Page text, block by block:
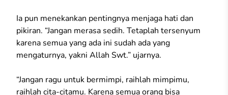
Ia pun menekankan pentingnya menjaga hati dan
pikiran. “Jangan merasa sedih. Tetaplah tersenyum
karena semua yang ada ini sudah ada yang
mengaturnya, yakni Allah Swt.” ujarnya.
“Jangan ragu untuk bermimpi, raihlah mimpimu,
raihlah cita-citamu. Karena semua orang bisa